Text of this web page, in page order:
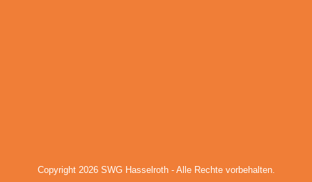
Copyright 2026 SWG Hasselroth- Alle Rechte vorbehalten.